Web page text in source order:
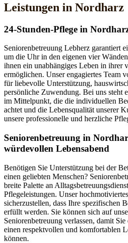
Leistungen in Nordharz
24-Stunden-Pflege in
Seniorenbetreuung Lebherz garantiert
um die Uhr in den eigenen vier
ihnen ein unabhängiges Leben in ihrer
ermöglichen. Unser engagiertes Team
für liebevolle Unterstützung,
persönliche Zuwendung. Bei uns steht
im Mittelpunkt, die die individuellen
achtet und die Lebensqualität unserer
unsere professionelle und herzliche
Senioren­betreuung in
würdevollen Lebensabend
Benötigen Sie Unterstützung bei der
einen geliebten Menschen?
breite Palette an
Pflegeleistungen. Unser
sicherzustellen, dass Ihre spezifischen
erfüllt werden. Sie können sich auf
Seniorenbetreuung verlassen, damit
einen respektvollen und komfortablen
können.